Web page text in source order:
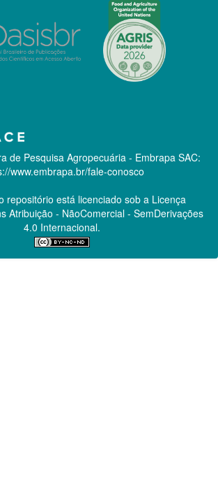
de Pesquisa Agropecuária - Embrapa SAC:
www.embrapa.br/fale-conosco
repositório está licenciado sob a Licença
Atribuição - NãoComercial - SemDerivações
4.0 Internacional.